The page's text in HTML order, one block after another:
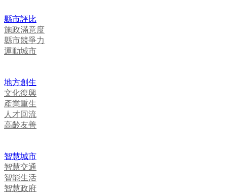
縣市評比
施政滿意度
縣市競爭力
運動城市
地方創生
文化復興
產業重生
人才回流
高齡友善
智慧城市
智慧交通
智能生活
智慧政府